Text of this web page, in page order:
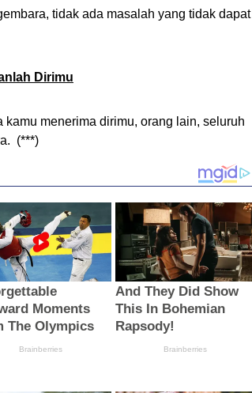
tidak ada masalah yang tidak dapat
Dirimu
kamu menerima dirimu, orang lain, seluruh
(***)